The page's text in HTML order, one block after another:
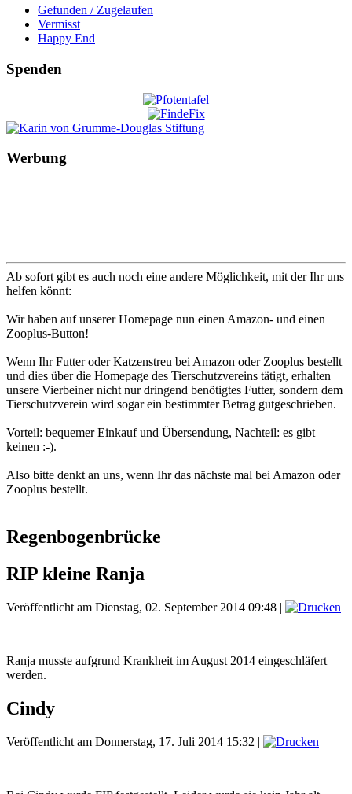
Gefunden / Zugelaufen
Vermisst
Happy End
Spenden
Werbung
Ab sofort gibt es auch noch eine andere Möglichkeit, mit der Ihr uns
helfen könnt:
Wir haben auf unserer Homepage nun einen Amazon- und einen
Zooplus-Button!
Wenn Ihr Futter oder Katzenstreu bei Amazon oder Zooplus bestellt
und dies über die Homepage des Tierschutzvereins tätigt, erhalten
unsere Vierbeiner nicht nur dringend benötigtes Futter, sondern dem
Tierschutzverein wird sogar ein bestimmter Betrag gutgeschrieben.
Vorteil: bequemer Einkauf und Übersendung, Nachteil: es gibt
keinen :-).
Also bitte denkt an uns, wenn Ihr das nächste mal bei Amazon oder
Zooplus bestellt.
Regenbogenbrücke
RIP kleine Ranja
Veröffentlicht am Dienstag, 02. September 2014 09:48 |
Ranja musste aufgrund Krankheit im August 2014 eingeschläfert
werden.
Cindy
Veröffentlicht am Donnerstag, 17. Juli 2014 15:32 |